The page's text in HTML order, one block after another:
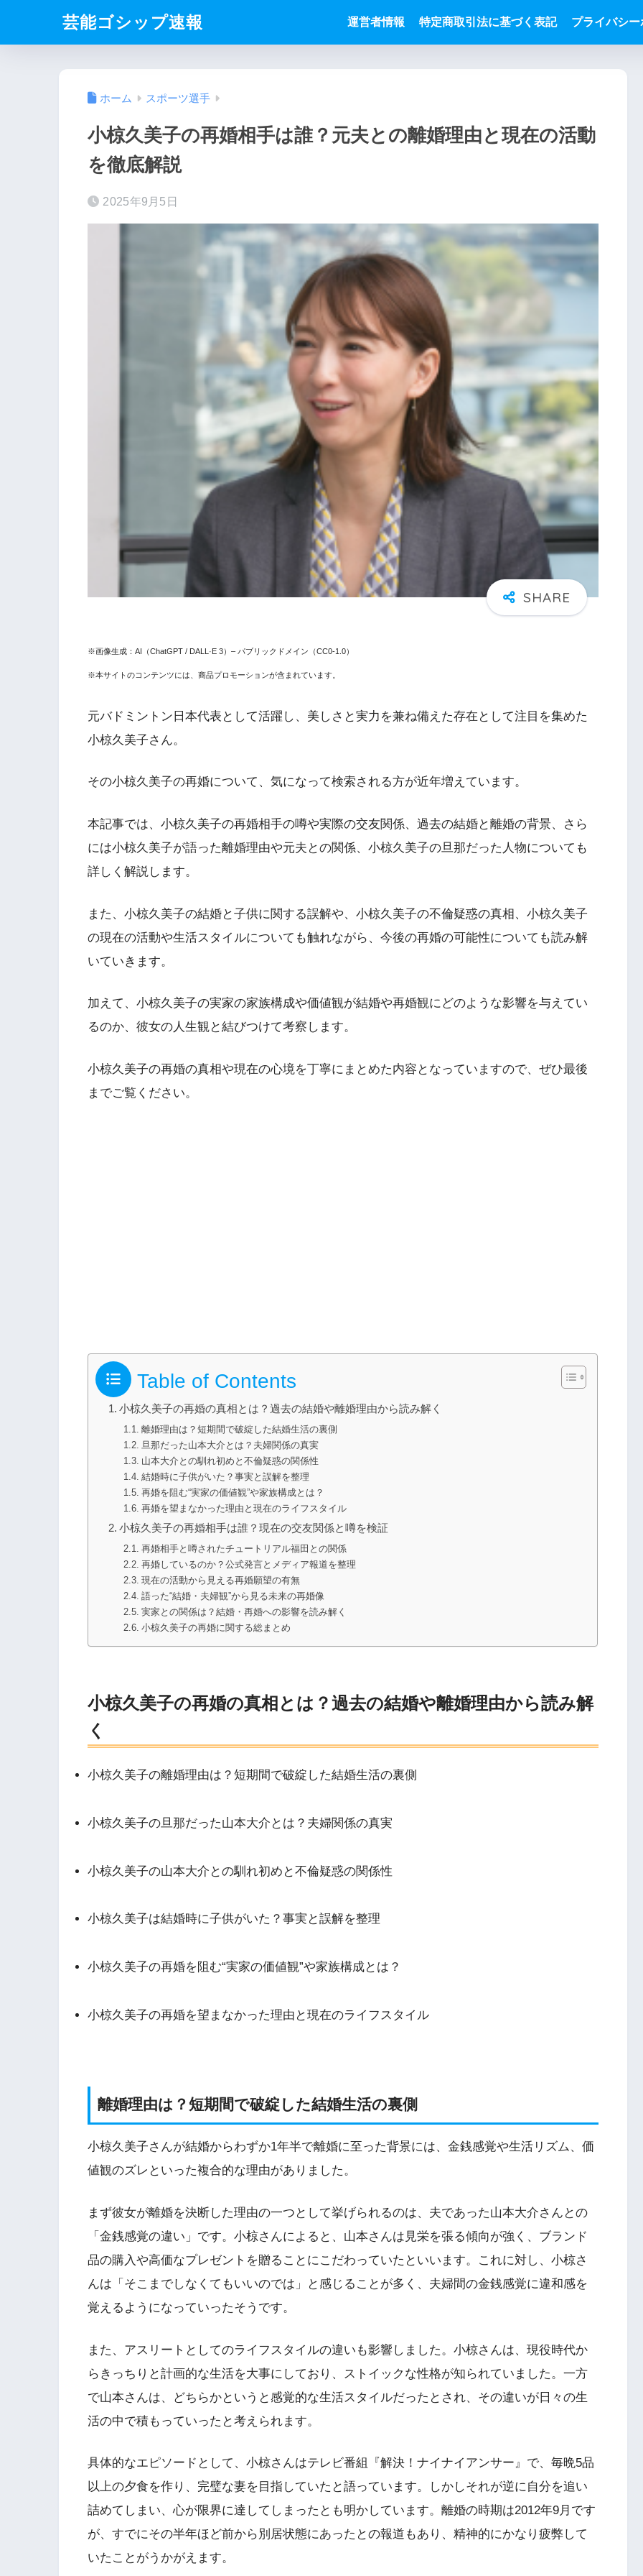
芸能ゴシップ速報 運営者情報 特定商取引法に基づく表記 プライバシ
ホーム スポーツ選手
小椋久美子の再婚相手は誰？元夫との離婚理由と現在の活動
を徹底解説
2025年9月5日
※画像生成：AI（ChatGPT / DALL·E 3）– パブリックドメイン（CC0-1.0）
※本サイトのコンテンツには、商品プロモーションが含まれています。
元バドミントン日本代表として活躍し、美しさと実力を兼ね備えた存在として注目を集めた
小椋久美子さん。
その小椋久美子の再婚について、気になって検索される方が近年増えています。
本記事では、小椋久美子の再婚相手の噂や実際の交友関係、過去の結婚と離婚の背景、さら
には小椋久美子が語った離婚理由や元夫との関係、小椋久美子の旦那だった人物についても
詳しく解説します。
また、小椋久美子の結婚と子供に関する誤解や、小椋久美子の不倫疑惑の真相、小椋久美子
の現在の活動や生活スタイルについても触れながら、今後の再婚の可能性についても読み解
いていきます。
加えて、小椋久美子の実家の家族構成や価値観が結婚や再婚観にどのような影響を与えてい
るのか、彼女の人生観と結びつけて考察します。
小椋久美子の再婚の真相や現在の心境を丁寧にまとめた内容となっていますので、ぜひ最後
までご覧ください。
Table of Contents
小椋久美子の再婚の真相とは？過去の結婚や離婚理由から読み解く
離婚理由は？短期間で破綻した結婚生活の裏側
旦那だった山本大介とは？夫婦関係の真実
山本大介との馴れ初めと不倫疑惑の関係性
結婚時に子供がいた？事実と誤解を整理
再婚を阻む“実家の価値観”や家族構成とは？
再婚を望まなかった理由と現在のライフスタイル
小椋久美子の再婚相手は誰？現在の交友関係と噂を検証
再婚相手と噂されたチュートリアル福田との関係
再婚しているのか？公式発言とメディア報道を整理
現在の活動から見える再婚願望の有無
語った“結婚・夫婦観”から見る未来の再婚像
実家との関係は？結婚・再婚への影響を読み解く
小椋久美子の再婚に関する総まとめ
小椋久美子の再婚の真相とは？過去の結婚や離婚理由から読み解
く
小椋久美子の離婚理由は？短期間で破綻した結婚生活の裏側
小椋久美子の旦那だった山本大介とは？夫婦関係の真実
小椋久美子の山本大介との馴れ初めと不倫疑惑の関係性
小椋久美子は結婚時に子供がいた？事実と誤解を整理
小椋久美子の再婚を阻む“実家の価値観”や家族構成とは？
小椋久美子の再婚を望まなかった理由と現在のライフスタイル
離婚理由は？短期間で破綻した結婚生活の裏側
小椋久美子さんが結婚からわずか1年半で離婚に至った背景には、金銭感覚や生活リズム、価
値観のズレといった複合的な理由がありました。
まず彼女が離婚を決断した理由の一つとして挙げられるのは、夫であった山本大介さんとの
「金銭感覚の違い」です。小椋さんによると、山本さんは見栄を張る傾向が強く、ブランド
品の購入や高価なプレゼントを贈ることにこだわっていたといいます。これに対し、小椋さ
んは「そこまでしなくてもいいのでは」と感じることが多く、夫婦間の金銭感覚に違和感を
覚えるようになっていったそうです。
また、アスリートとしてのライフスタイルの違いも影響しました。小椋さんは、現役時代か
らきっちりと計画的な生活を大事にしており、ストイックな性格が知られていました。一方
で山本さんは、どちらかというと感覚的な生活スタイルだったとされ、その違いが日々の生
活の中で積もっていったと考えられます。
具体的なエピソードとして、小椋さんはテレビ番組『解決！ナイナイアンサー』で、毎晩5品
以上の夕食を作り、完璧な妻を目指していたと語っています。しかしそれが逆に自分を追い
詰めてしまい、心が限界に達してしまったとも明かしています。離婚の時期は2012年9月です
が、すでにその半年ほど前から別居状態にあったとの報道もあり、精神的にかなり疲弊して
いたことがうかがえます。